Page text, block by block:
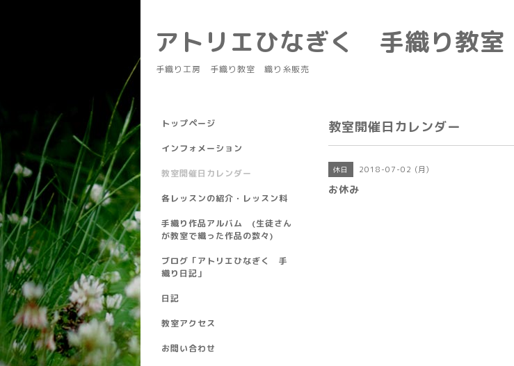
アトリエひなぎく 手織り教室
手織り工房 手織り教室 織り糸販売
教室開催日カレンダー
休日 2018-07-02 (月)
お休み
トップページ
インフォメーション
教室開催日カレンダー
各レッスンの紹介・レッスン料
手織り作品アルバム (生徒さん
が教室で織った作品の数々)
ブログ「アトリエひなぎく 手
織り日記」
日記
教室アクセス
お問い合わせ